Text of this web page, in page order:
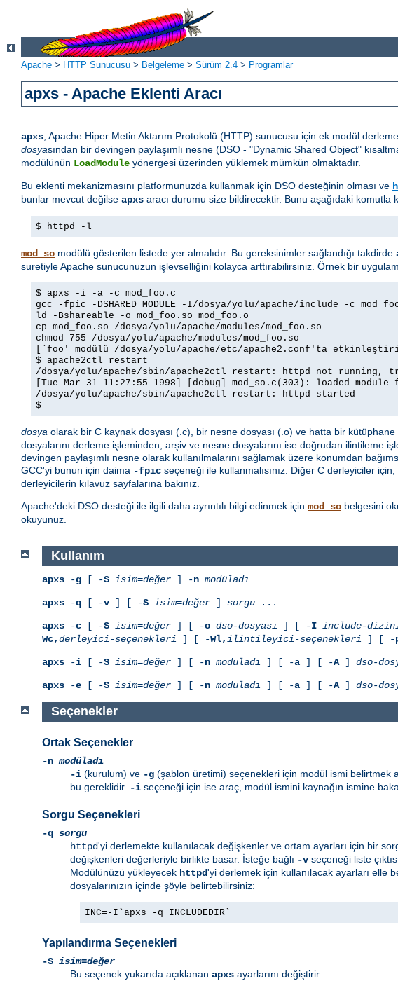
Apache > HTTP Sunucusu > Belgeleme > Sürüm 2.4 > Programlar
apxs - Apache Eklenti Aracı
apxs, Apache Hiper Metin Aktarım Protokolü (HTTP) sunucusu için ek modül
dosyasından bir devingen paylaşımlı nesne (DSO - "Dynamic Shared Object"
modülünün LoadModule yönergesi üzerinden yüklemek mümkün olmaktadır.
Bu eklenti mekanizmasını platformunuzda kullanmak için DSO desteğinin olması ve
bunlar mevcut değilse apxs aracı durumu size bildirecektir. Bunu aşağıdaki komutla
$ httpd -l
mod_so modülü gösterilen listede yer almalıdır. Bu gereksinimler sağlandığı takdirde
suretiyle Apache sunucunuzun işlevselliğini kolayca arttırabilirsiniz. Örnek bir
$ apxs -i -a -c mod_foo.c
gcc -fpic -DSHARED_MODULE -I/dosya/yolu/apache/include -c
ld -Bshareable -o mod_foo.so mod_foo.o
cp mod_foo.so /dosya/yolu/apache/modules/mod_foo.so
chmod 755 /dosya/yolu/apache/modules/mod_foo.so
[`foo' modülü /dosya/yolu/apache/etc/apache2.conf'ta
$ apache2ctl restart
/dosya/yolu/apache/sbin/apache2ctl restart: httpd not running,
[Tue Mar 31 11:27:55 1998] [debug] mod_so.c(303): loaded module
/dosya/yolu/apache/sbin/apache2ctl restart: httpd started
$ _
dosya olarak bir C kaynak dosyası (.c), bir nesne dosyası (.o) ve hatta bir
dosyalarını derleme işleminden, arşiv ve nesne dosyalarını ise doğrudan ilintileme
devingen paylaşımlı nesne olarak kullanılmalarını sağlamak üzere konumdan
GCC'yi bunun için daima -fpic seçeneği ile kullanmalısınız. Diğer C derleyiciler için,
derleyicilerin kılavuz sayfalarına bakınız.
Apache'deki DSO desteği ile ilgili daha ayrıntılı bilgi edinmek için mod_so belgesini
okuyunuz.
Kullanım
apxs -g [ -S isim=değer ] -n modüladı
apxs -q [ -v ] [ -S isim=değer ] sorgu ...
apxs -c [ -S isim=değer ] [ -o dso-dosyası ] [ -I include-
Wc,derleyici-seçenekleri ] [ -Wl,ilintileyici-seçenekleri ] [ -
apxs -i [ -S isim=değer ] [ -n modüladı ] [ -a ] [ -A] dso-
apxs -e [ -S isim=değer ] [ -n modüladı ] [ -a ] [ -A] dso-
Seçenekler
Ortak Seçenekler
-n modüladı
-i (kurulum) ve -g (şablon üretimi) seçenekleri için modül ismi belirtmek
bu gereklidir. -i seçeneği için ise araç, modül ismini kaynağın ismine
Sorgu Seçenekleri
-q sorgu
httpd'yi derlemekte kullanılacak değişkenler ve ortam ayarları için bir
değişkenleri değerleriyle birlikte basar. İsteğe bağlı -v seçeneği liste
Modülünüzü yükleyecek httpd'yi derlemek için kullanılacak ayarları elle
dosyalarınızın içinde şöyle belirtebilirsiniz:
INC=-I`apxs -q INCLUDEDIR`
Yapılandırma Seçenekleri
-S isim=değer
Bu seçenek yukarıda açıklanan apxs ayarlarını değiştirir.